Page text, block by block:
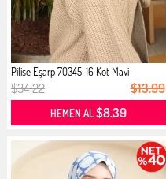
Pilise Eşarp 70345-16 Kot Mavi
$34.22 $13.99
HEMEN AL$8.39